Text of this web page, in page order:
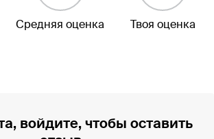
Средняя оценка Твоя оценка
войдите, чтобы оставить